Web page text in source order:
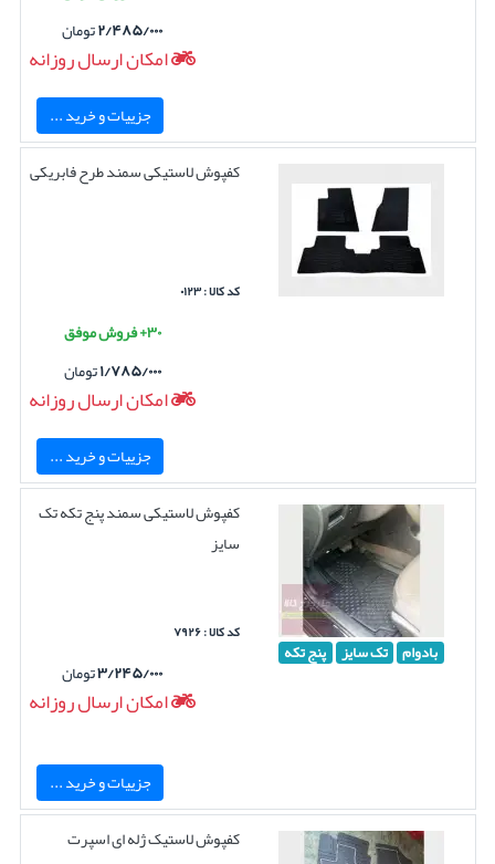
۲/۴۸۵/۰۰۰تومان
امکان ارسال روزانه
جزییات و خرید ...
کفپوش لاستیکی سمند طرح فابریکی
کد کالا : ۰۱۲۳
۳۰+ فروش موفق
۱/۷۸۵/۰۰۰تومان
امکان ارسال روزانه
جزییات و خرید ...
بادوام تک سایز پنج تکه
کفپوش لاستیکی سمند پنج تکه تک
سایز
کد کالا : ۷۹۲۶
۳/۲۴۵/۰۰۰تومان
امکان ارسال روزانه
جزییات و خرید ...
کفپوش لاستیک ژله ای اسپرت